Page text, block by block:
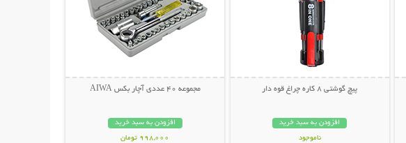
پیچ گوشتی 8 کاره چراغ قوه دار
افزودن به سبد خرید
ناموجود
مجموعه 40 عددی آچار بکس AIWA
افزودن به سبد خرید
998,000 تومان